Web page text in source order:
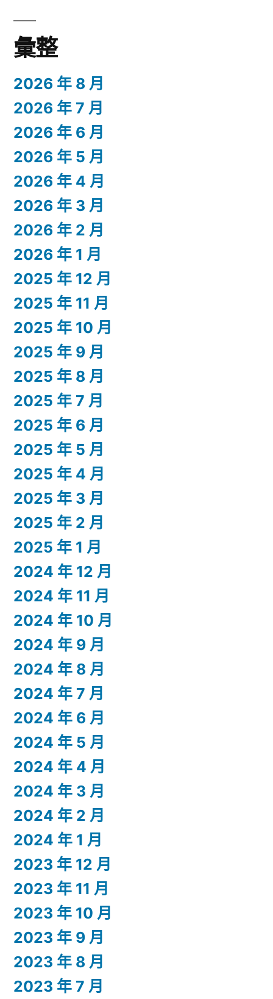
彙整
2026 年 8 月
2026 年 7 月
2026 年 6 月
2026 年 5 月
2026 年 4 月
2026 年 3 月
2026 年 2 月
2026 年 1 月
2025 年 12 月
2025 年 11 月
2025 年 10 月
2025 年 9 月
2025 年 8 月
2025 年 7 月
2025 年 6 月
2025 年 5 月
2025 年 4 月
2025 年 3 月
2025 年 2 月
2025 年 1 月
2024 年 12 月
2024 年 11 月
2024 年 10 月
2024 年 9 月
2024 年 8 月
2024 年 7 月
2024 年 6 月
2024 年 5 月
2024 年 4 月
2024 年 3 月
2024 年 2 月
2024 年 1 月
2023 年 12 月
2023 年 11 月
2023 年 10 月
2023 年 9 月
2023 年 8 月
2023 年 7 月